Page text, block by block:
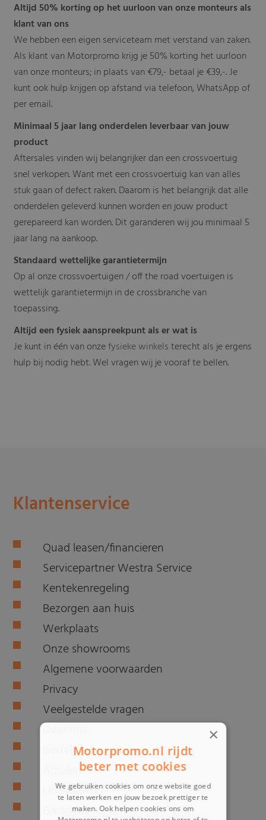
Altijd 50% korting op het uurloon van onze monteurs als
klant van ons
We hebben een eigen serviceteam met verstand van zaken.
Als klant van Motorpromo krijg je 50% korting het uurloon
van onze monteurs; in plaats van €79,- betaal je €39,-. Je
kunt ook hulp krijgen op afstand via telefoon, WhatsApp of
per email.
Minimaal 5 jaar lang onderdelen leverbaar van jouw
product
Aftersales vinden wij belangrijker dan een crossvoertuig
snel verkopen. Want met een crossvoertuig kan van alles
stuk gaan of defect raken. Daarom is het belangrijk dat alle
onderdelen geleverd kunnen worden en jouw product
gerepareerd kan worden. Dit garanderen wij jou minimaal 5
jaar lang na aankoop.
Standaard wettelijke garantietermijn
Op al onze crossvoertuigen / off the road voertuigen is
wettelijk garantietermijn in de crossbranche van
toepassing.
Altijd een fysiek aanspreekpunt als er wat is
Je kunt in één van onzefysieke winkelsterecht als je ergens
hulp bij nodig hebt. Wel vragen wij je vooraf te bellen.
Klantenservice
Quad leasen/financieren
Servicepartner Westra Service
Kentekenregeling
Bezorgen aan huis
Werkplaats
Onze showrooms
Algemene voorwaarden
Privacy
Veelgestelde vragen
Bestellen
Afhalen
Levertijden
Garantie
×
Motorpromo.nl rijdt
beter met cookies
We gebruiken cookies om onze website goed
te laten werken en jouw bezoek prettiger te
maken. Ook helpen cookies ons om